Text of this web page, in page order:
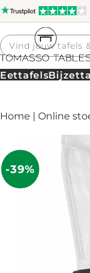
Producten
zoeken
Eettafels
Home | Online
-39%